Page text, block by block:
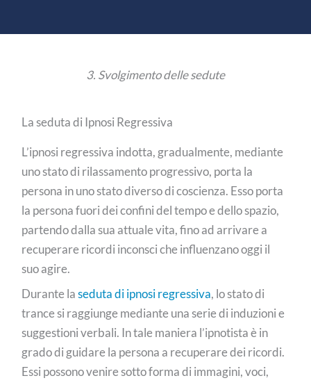
3. Svolgimento delle sedute
La seduta di Ipnosi Regressiva
L’ipnosi regressiva indotta, gradualmente, mediante
uno stato di rilassamento progressivo, porta la
persona in uno stato diverso di coscienza. Esso porta
la persona fuori dei confini del tempo e dello spazio,
partendo dalla sua attuale vita, fino ad arrivare a
recuperare ricordi inconsci che influenzano oggi il
suo agire.
Durante laseduta di ipnosi regressiva, lo stato di
trance si raggiunge mediante una serie di induzioni e
suggestioni verbali. In tale maniera l’ipnotista è in
grado di guidare la persona a recuperare dei ricordi.
Essi possono venire sotto forma di immagini, voci,